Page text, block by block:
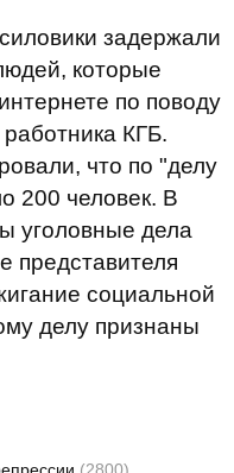
задержали
которые
по поводу
КГБ.
что по "делу
200 человек. В
уголовные дела
представителя
социальной
делу признаны